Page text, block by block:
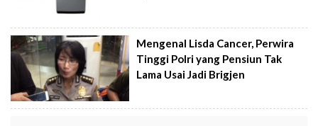
Mengenal Lisda Cancer, Perwira
Tinggi Polri yang Pensiun Tak
Lama Usai Jadi Brigjen